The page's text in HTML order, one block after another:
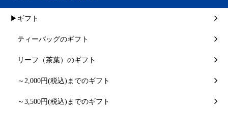
▶ギフト
ティーバッグのギフト
リーフ（茶葉）のギフト
～2,000円(税込)までのギフト
～3,500円(税込)までのギフト